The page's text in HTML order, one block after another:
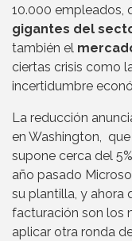
10.000 empleados,
gigantes del
también el
ciertas crisis como
incertidumbre
La reducción
en Washington,
supone cerca del
año pasado
su plantilla, y ahora
facturación son los
aplicar otra ronda